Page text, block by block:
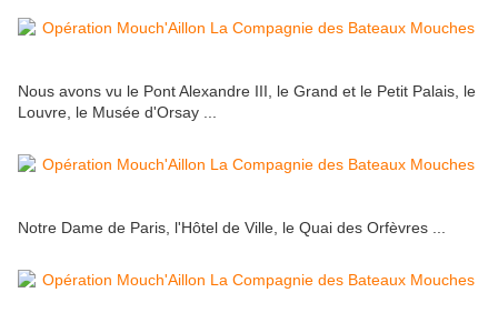
Nous avons vu le Pont Alexandre III, le Grand et le Petit Palais, le
Louvre, le Musée d'Orsay ...
Notre Dame de Paris, l'Hôtel de Ville, le Quai des Orfèvres ...